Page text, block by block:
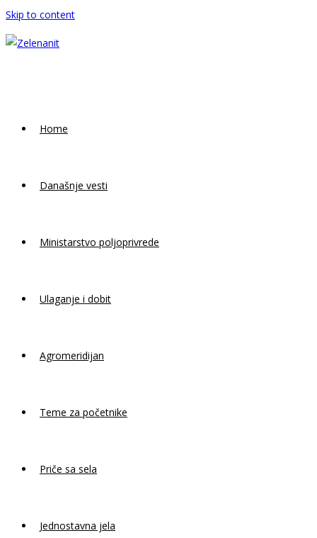
Skip to content
Home
Današnje vesti
Ministarstvo poljoprivrede
Ulaganje i dobit
Agromeridijan
Teme za početnike
Priče sa sela
Jednostavna jela